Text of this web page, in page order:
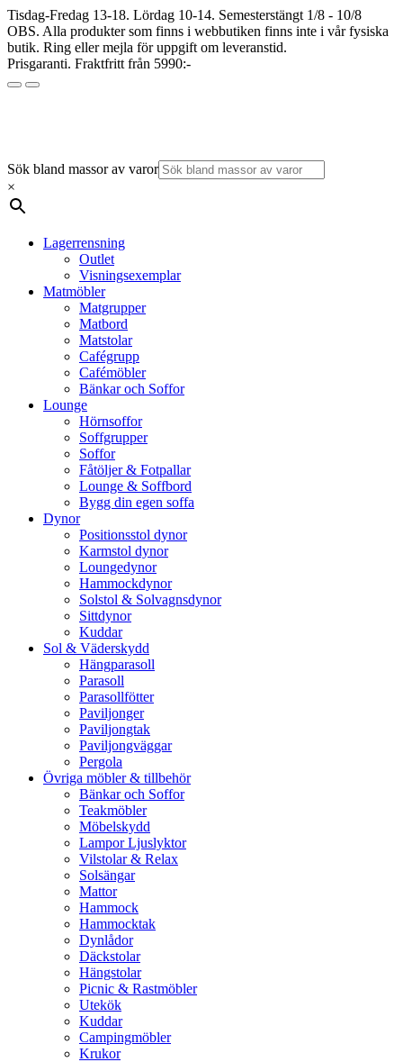
Tisdag-Fredag 13-18. Lördag 10-14. Semesterstängt 1/8 - 10/8
OBS. Alla produkter som finns i webbutiken finns inte i vår fysiska
butik. Ring eller mejla för uppgift om leveranstid.
Prisgaranti. Fraktfritt från 5990:-
Sök bland massor av varor
×
Lagerrensning
Outlet
Visningsexemplar
Matmöbler
Matgrupper
Matbord
Matstolar
Cafégrupp
Cafémöbler
Bänkar och Soffor
Lounge
Hörnsoffor
Soffgrupper
Soffor
Fåtöljer & Fotpallar
Lounge & Soffbord
Bygg din egen soffa
Dynor
Positionsstol dynor
Karmstol dynor
Loungedynor
Hammockdynor
Solstol & Solvagnsdynor
Sittdynor
Kuddar
Sol & Väderskydd
Hängparasoll
Parasoll
Parasollfötter
Paviljonger
Paviljongtak
Paviljongväggar
Pergola
Övriga möbler & tillbehör
Bänkar och Soffor
Teakmöbler
Möbelskydd
Lampor Ljuslyktor
Vilstolar & Relax
Solsängar
Mattor
Hammock
Hammocktak
Dynlådor
Däckstolar
Hängstolar
Picnic & Rastmöbler
Utekök
Kuddar
Campingmöbler
Krukor